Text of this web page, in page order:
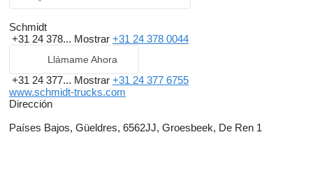
Schmidt
+31 24 378... Mostrar +31 24 378 0044
Llámame Ahora
+31 24 377... Mostrar +31 24 377 6755
www.schmidt-trucks.com
Dirección
Países Bajos, Güeldres, 6562JJ, Groesbeek, De Ren 1